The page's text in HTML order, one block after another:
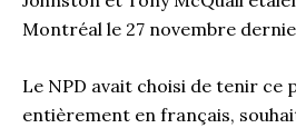
Montréal le 27 novembre
Le NPD avait choisi de tenir
entièrement en français,